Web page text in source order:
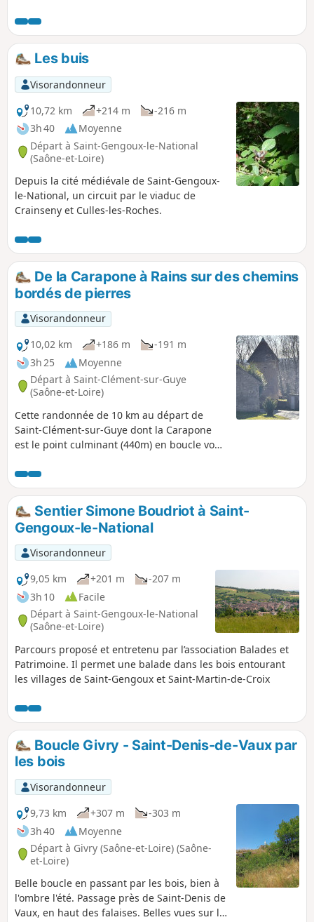
Les buis
Visorandonneur
10,72 km
+214 m
-216 m
3h 40
Moyenne
Départ à Saint-Gengoux-le-National
(Saône-et-Loire)
Depuis la cité médiévale de Saint-Gengoux-
le-National, un circuit par le viaduc de
Crainseny et Culles-les-Roches.
De la Carapone à Rains sur des chemins
bordés de pierres
Visorandonneur
10,02 km
+186 m
-191 m
3h 25
Moyenne
Départ à Saint-Clément-sur-Guye
(Saône-et-Loire)
Cette randonnée de 10 km au départ de
Saint-Clément-sur-Guye dont la Carapone
est le point culminant (440m) en boucle vous
sur-Guye (église romane classée monument
historique en 1927, une tour à l'est de
l'église), des vieux moulins (restaurés ou en
cours de restauration) Rains, commune de
Joncy (jolies maisons en pierres), Le Petit
Ballay, sa tour carrée, ses Murgers (amas de
pierres retirées des vignes), avant Corcelles
(hameau de Saint-Clément).
Sentier Simone Boudriot à Saint-
Gengoux-le-National
Visorandonneur
9,05 km
+201 m
-207 m
3h 10
Facile
Départ à Saint-Gengoux-le-National
(Saône-et-Loire)
Parcours proposé et entretenu par l’association Balades et
Patrimoine. Il permet une balade dans les bois entourant
les villages de Saint-Gengoux et Saint-Martin-de-Croix
Boucle Givry - Saint-Denis-de-Vaux par
les bois
Visorandonneur
9,73 km
+307 m
-303 m
3h 40
Moyenne
Départ à Givry (Saône-et-Loire) (Saône-
et-Loire)
Belle boucle en passant par les bois, bien à
l'ombre l'été. Passage près de Saint-Denis de
Vaux, en haut des falaises. Belles vues sur la